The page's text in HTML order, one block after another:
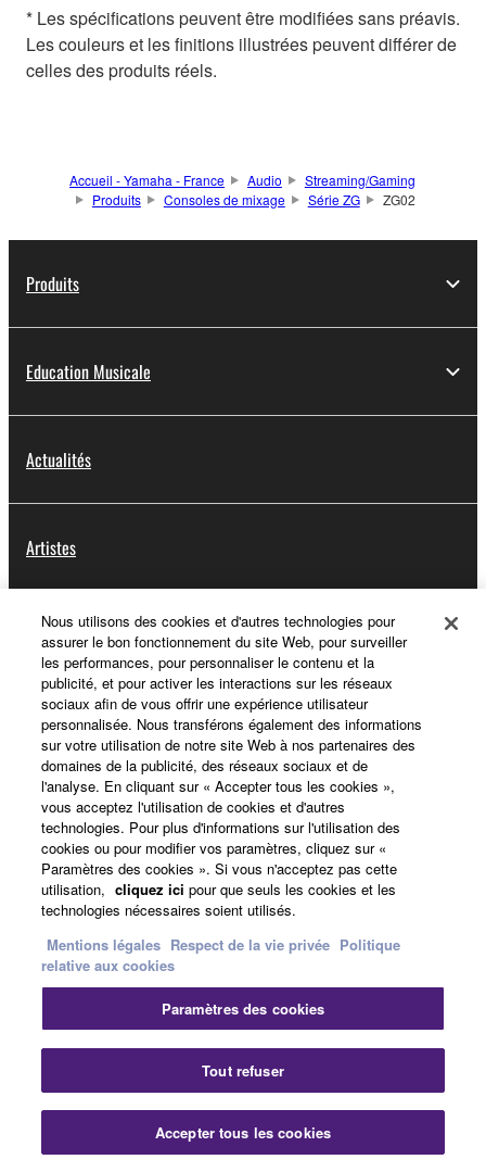
* Les spécifications peuvent être modifiées sans préavis.
Les couleurs et les finitions illustrées peuvent différer de
celles des produits réels.
Accueil - Yamaha - France Audio
Streaming/Gaming
Produits
Consoles de mixage Série ZG ZG02
Produits
Education Musicale
Actualités
Artistes
Distributeurs
Support
Yamaha Music ID - Enregistrement
A propos de Yamaha
France - French
Nous utilisons des cookies et d'autres technologies pour
assurer le bon fonctionnement du site Web, pour surveiller
les performances, pour personnaliser le contenu et la
publicité, et pour activer les interactions sur les réseaux
sociaux afin de vous offrir une expérience utilisateur
personnalisée. Nous transférons également des informations
sur votre utilisation de notre site Web à nos partenaires des
domaines de la publicité, des réseaux sociaux et de
l'analyse. En cliquant sur « Accepter tous les cookies »,
vous acceptez l'utilisation de cookies et d'autres
technologies. Pour plus d'informations sur l'utilisation des
cookies ou pour modifier vos paramètres, cliquez sur «
Paramètres des cookies ». Si vous n'acceptez pas cette
utilisation, cliquez ici pour que seuls les cookies et les
technologies nécessaires soient utilisés.
Mentions légales Respect de la vie privée Politique
relative aux cookies
Paramètres des cookies
Tout refuser
Accepter tous les cookies